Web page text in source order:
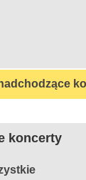
koncerty